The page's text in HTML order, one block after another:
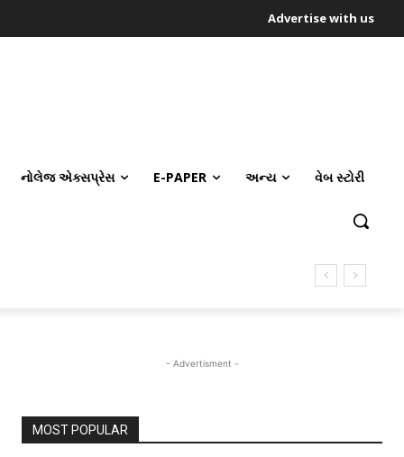
Advertise with us
નોલેજ એક્સપ્રેસ E-PAPER અન્ય વેબ સ્ટોરી
- Advertisment -
MOST POPULAR